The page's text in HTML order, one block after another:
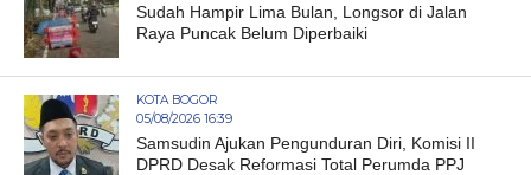
Sudah Hampir Lima Bulan, Longsor di Jalan
Raya Puncak Belum Diperbaiki
KOTA BOGOR
05/08/2026 16:39
Samsudin Ajukan Pengunduran Diri, Komisi II
DPRD Desak Reformasi Total Perumda PPJ